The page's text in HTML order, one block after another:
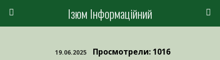
Ізюм Інформаційний
19.06.2025 Просмотрели: 1016